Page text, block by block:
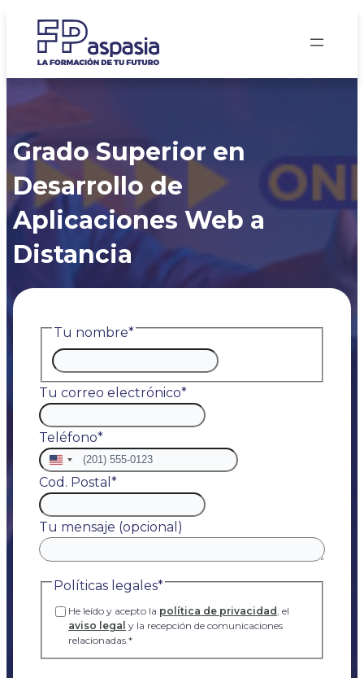
Saltar
contenido
Grado Superior en
Desarrollo de
Aplicaciones Web a
Distancia
Tu nombre*
Nombre
Tu correo electrónico*
Teléfono*
Estados
Unidos
+1
Cod. Postal *
Tu mensaje (opcional)
Políticas legales*
He leído y acepto la política de privacidad , el
aviso legal y la recepción de comunicaciones
relacionadas. *